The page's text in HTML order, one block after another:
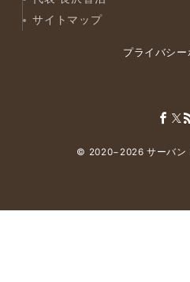
サイトマップ
プライバシー
© 2020−2026サーバン